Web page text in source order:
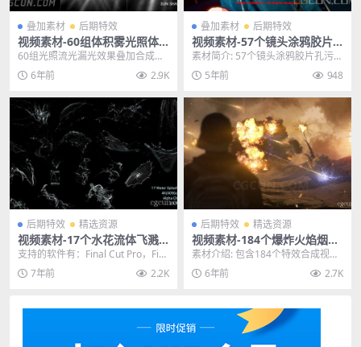
叠加素材 后期特效
视频素材-60组体积雾光照体
积光流光漏光效果叠加合成素
材合集
60组光照流光漏光效果叠加合成素
材合集，这些素材包含很多效果，
是一个大合集，各种...
6年前 2.9K
叠加素材 后期特效
视频素材-57个镜头涂鸦胶片
孔污渍刮痕纹理模拟叠加动画
素材 Cinemarkers
素材简介: 57个镜头涂鸦胶片孔污渍
刮痕纹理模拟叠加动画素材 Cinem
arke...
5年前 948
后期特效 精选资源
视频素材-17个水花流体飞溅
水滴瀑布喷洒4K视频动画素材
支持的软件有：Final Cut Pro，Fin
al Cut Pro X，App...
7年前 2.2K
后期特效 精选资源
视频素材-184个爆炸火焰烟雾
坍塌流星闪电电流特效合成视
频素材 含透明通道
素材介绍: 包含184个特效合成视频
素材，包含：爆炸，浓烟，激光，
闪电电流，流星...
6年前 2.7K